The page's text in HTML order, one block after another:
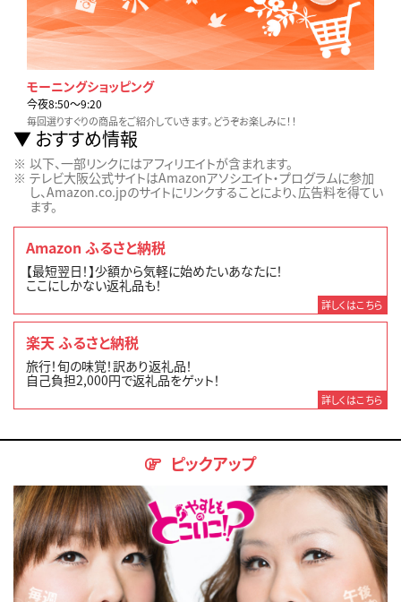
モーニングショッピング
今夜8:50〜9:20
毎回選りすぐりの商品をご紹介していきます。どうぞお楽しみに！！
おすすめ情報
以下、一部リンクにはアフィリエイトが含まれます。
テレビ大阪公式サイトはAmazonアソシエイト・プログラムに参加
し、Amazon.co.jpのサイトにリンクすることにより、広告料を得てい
ます。
Amazon ふるさと納税
【最短翌日！】少額から気軽に始めたいあなたに！
ここにしかない返礼品も！
詳しくはこちら
楽天 ふるさと納税
旅行！旬の味覚！訳あり返礼品！
自己負担2,000円で返礼品をゲット！
詳しくはこちら
ピックアップ